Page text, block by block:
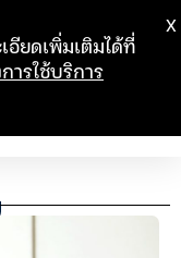
อียดเพิ่มเติมได้ที่
ารใช้บริการ
X